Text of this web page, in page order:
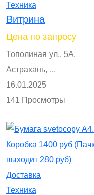
Техника
Витрина
Цена по запросу
Тополиная ул., 5А,
Астрахань, ...
16.01.2025
141 Просмотры
Техника